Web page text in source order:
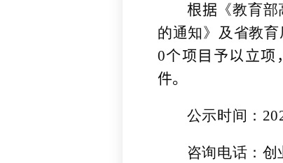
根据 《教育
的通知》及省教
0个项目予以立项
件。
公示时间：
咨询电话：创